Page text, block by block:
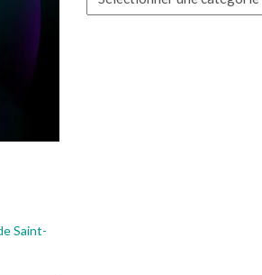
Saint-